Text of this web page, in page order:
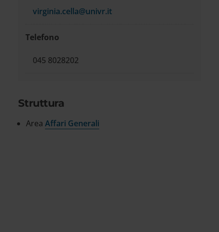
virginia.cella@univr.it
Telefono
045 8028202
Struttura
AreaAffari Generali